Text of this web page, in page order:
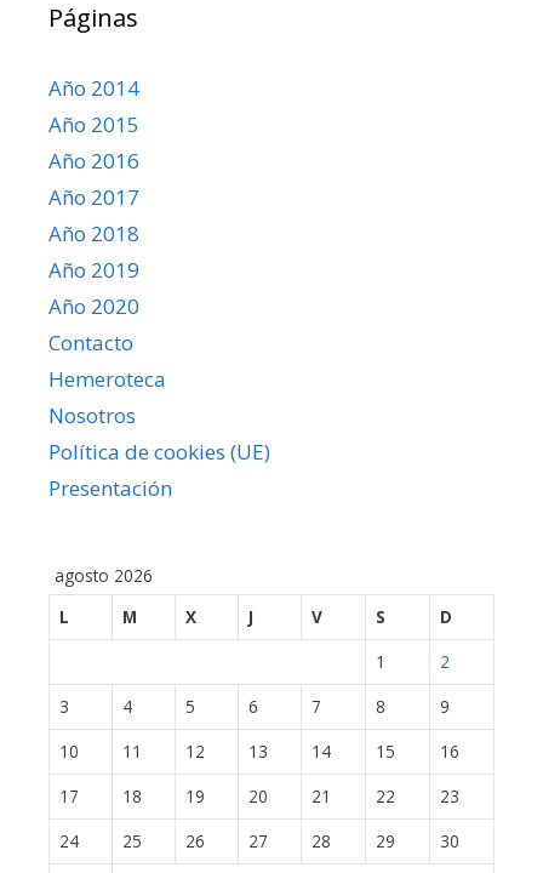
Páginas
Año 2014
Año 2015
Año 2016
Año 2017
Año 2018
Año 2019
Año 2020
Contacto
Hemeroteca
Nosotros
Política de cookies (UE)
Presentación
agosto 2026
L
M X J V S
D
1
2
3
4 5 6 7 8
9
10
11 12 13 14 15
16
17
18 19 20 21 22
23
24
25 26 27 28 29
30